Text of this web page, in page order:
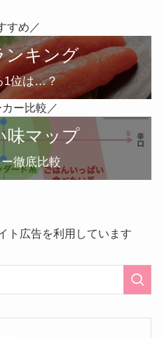
すめ／
ンキング
1位は…？
ー比較／
味マップ
徹底比較
ト広告を利用しています